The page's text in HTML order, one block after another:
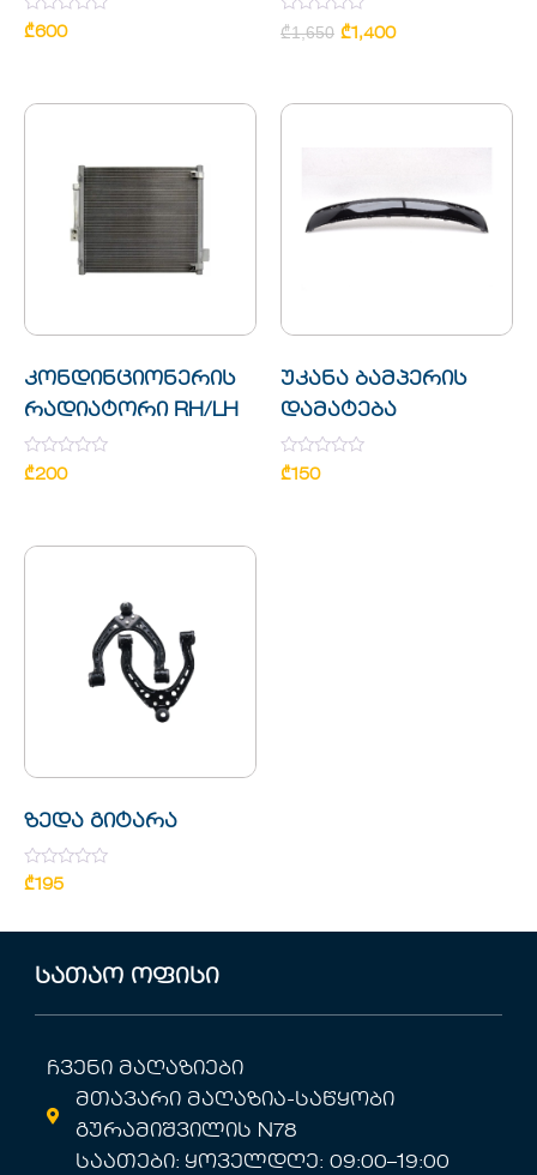
Rated
0
₾600
Rated
0
₾1,650 ₾1,400
კონდინციონერის
რადიატორი RH/LH
Rated
0
₾200
უკანა ბამპერის
დამატება
Rated
0
₾150
ზედა გიტარა
Rated
0
₾195
სათაო ოფისი
ჩვენი მაღაზიები
მთავარი მაღაზია-საწყობი
გურამიშვილის N78
საათები: ყოველდღე: 09:00–19:00